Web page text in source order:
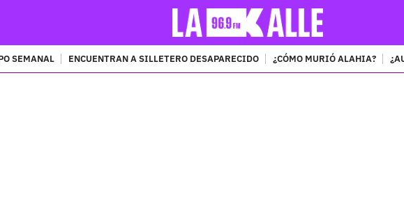
SEMANAL ENCUENTRAN A SILLETERO DESAPARECIDO ¿CÓMO MURIÓ ALAHIA?